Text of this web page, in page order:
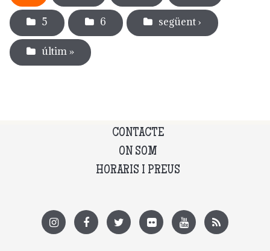
5 6 següent ›
últim »
CONTACTE
ON SOM
HORARIS I PREUS